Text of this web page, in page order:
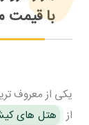
با قیمت
یکی از معروف
از هتل های